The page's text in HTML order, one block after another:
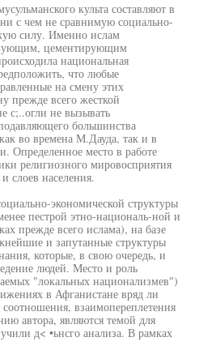
культа составляют в
с чем не сравнимую социально-
силу. Именно ислам
цементирующим
национальная
что любые
на смену этих
прежде всего жесткой
с;..огли не вызывать
большинства
во времена М.Дауда, так и в
Определенное место в работе
религиозного мировосприятия
слоев населения.
экономической структуры
пестрой этно-националь-ной и
прежде всего ислама), на базе
и запутанные структуры
которые, в свою очередь, и
людей. Место и роль
"локальных национализмев")
в Афганистане вряд ли
взаимопереплетения
автора, являются темой для
д< •ьнсго анализа. В рамках